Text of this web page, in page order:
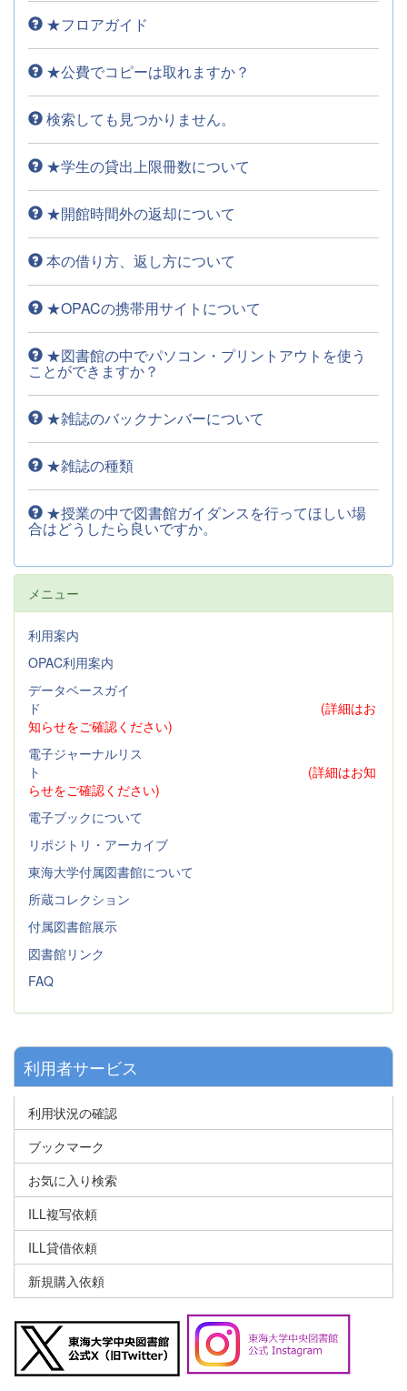
★フロアガイド
★公費でコピーは取れますか？
検索しても見つかりません。
★学生の貸出上限冊数について
★開館時間外の返却について
本の借り方、返し方について
★OPACの携帯用サイトについて
★図書館の中でパソコン・プリントアウトを使う
ことができますか？
★雑誌のバックナンバーについて
★雑誌の種類
★授業の中で図書館ガイダンスを行ってほしい場
合はどうしたら良いですか。
メニュー
利用案内
OPAC利用案内
データベースガイ
ド
(詳細はお
知らせをご確認ください)
電子ジャーナルリス
ト
(詳細はお知
らせをご確認ください)
電子ブックについて
リポジトリ・アーカイブ
東海大学付属図書館について
所蔵コレクション
付属図書館展示
図書館リンク
FAQ
利用者サービス
利用状況の確認
ブックマーク
お気に入り検索
ILL複写依頼
ILL貸借依頼
新規購入依頼